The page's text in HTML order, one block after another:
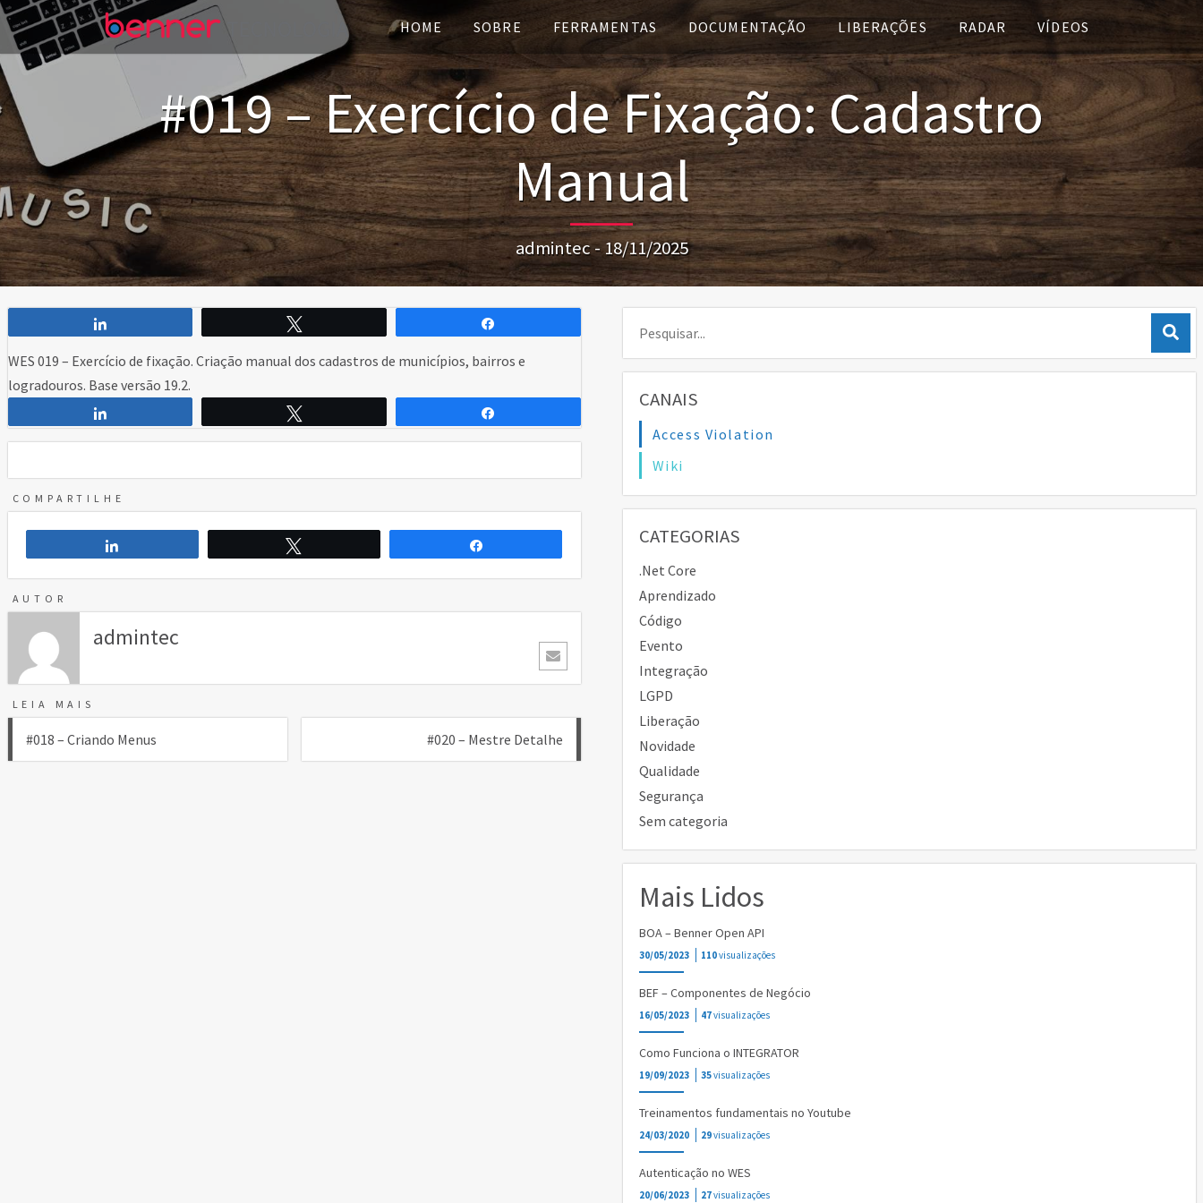
HOME SOBRE FERRAMENTAS DOCUMENTAÇÃO LIBERAÇÕES RADAR VÍDEOS
#019 – Exercício de Fixação: Cadastro
Manual
admintec - 18/11/2025
WES 019 – Exercício de fixação. Criação manual dos cadastros de municípios, bairros e
logradouros. Base versão 19.2.
COMPARTILHE
AUTOR
admintec
LEIA MAIS
Navegação
de
#018 – Criando Menus #020 – Mestre Detalhe
CANAIS
Access Violation
Wiki
CATEGORIAS
.Net Core
Aprendizado
Código
Evento
Integração
LGPD
Liberação
Novidade
Qualidade
Segurança
Sem categoria
Mais Lidos
BOA – Benner Open API
30/05/2023 110visualizações
BEF – Componentes de Negócio
16/05/2023 47visualizações
Como Funciona o INTEGRATOR
19/09/2023 35visualizações
Treinamentos fundamentais no Youtube
24/03/2020 29visualizações
Autenticação no WES
20/06/2023 27visualizações